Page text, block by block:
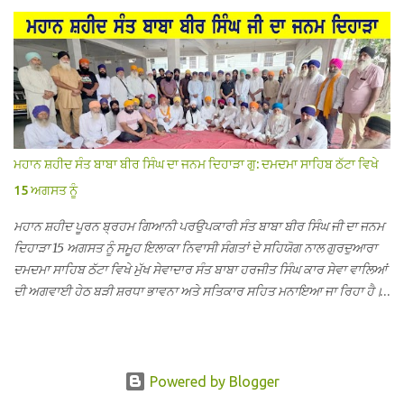
ਚੋਰੀ ਕੀਤੀਆਂ ਹੋਈਆਂ ਸਨ। ਉਨ੍ਹਾਂ ਦੱਸਿਆ ਕਿ ਉਹ ਛੁੱਟੀਆਂ ਦੌਰਾਨ ਵੀ ਸਕੂਲ ਗੇੜਾ
ਮਾਰਦੇ ਸਨ ਅਤੇ 20 ਜੂਨ ਤੱਕ ਸਭ ਠੀਕ ਸੀ। ਚੋਰੀ ਦੀ ਘਟਨਾ 20 ਤੋਂ 30 ਜੂਨ ਵਿਚਕਾਰ
ਹੋਈ ਜਾਪਦੀ ਹੈ। ਇਸ ਮੌਕੇ ਸਕੂਲ ਸਟਾਫ ਮੈਂਬਰਾਂ ਅੰਜੂ ਬਾਲਾ, ਹਰਜੀਤ ਕੌਰ, ਕਮਲਪ੍ਰੀਤ
ਕੌਰ ਅਤੇ ਹਰਵਿੰਦਰ ਸਿੰਘ ਟੋਡਰਵਾਲ ਨੇ ਦੱਸਿਆ ਕਿ ਸਕੂਲ ਵਿੱਚ ਪਿਛਲੇ ਸਾਲ ਤਿੰਨ ਏ.
ਸੀ. ਲਾਉਣ ਦੀ ਸੇਵਾ ਸੀ.ਐੱਚ.ਟੀ. ਰਾਮ ਸਿੰਘ ਵੱਲੋਂ ਕੀਤੀ ਗਈ ਸੀ ਜਿਸ ਦੀ ਮਾਪਿਆਂ ਨੇ ਖੂਬ
ਪ੍ਰਸੰਸਾ ਕੀਤੀ ਸੀ। ਉਨ੍ਹਾਂ ਦੱਸਿਆ ਕਿ ਏਸੀ ਚੋਰੀ ਹੋਣ ਨਾਲ ਬੱਚਿਆਂ ਦੇ ਮਾਪਿਆਂ ਵਿੱਚ
ਭਾਰੀ ਰੋਸ ਹੈ ਅਤੇ ਉਨ੍ਹਾਂ ਨੇ ਪੁਲਿਸ ਪ੍ਰਸ਼ਾਸਨ ਤੋਂ ਤਰੁੰਤ ਚੋਰਾਂ ਨੂੰ ਗ੍ਰਿਫਤਾਰ ਕੀਤੇ ਜਾਣ
ਦੀ ਮੰਗ ਕੀਤੀ ਹੈ। ਸਟਾਫ ਮੈਂਬਰਾਂ ਨੇ ਦੱਸਿਆ ਕਿ ਚੋਰੀ ਦੀ ਘਟਨਾ ਸੰਬ...
ਮਹਾਨ ਸ਼ਹੀਦ ਸੰਤ ਬਾਬਾ ਬੀਰ ਸਿੰਘ ਦਾ ਜਨਮ ਦਿਹਾੜਾ ਗੁ: ਦਮਦਮਾ ਸਾਹਿਬ ਠੱਟਾ ਵਿਖੇ
15 ਅਗਸਤ ਨੂੰ
ਮਹਾਨ ਸ਼ਹੀਦ ਪੂਰਨ ਬ੍ਰਹਮ ਗਿਆਨੀ ਪਰਉਪਕਾਰੀ ਸੰਤ ਬਾਬਾ ਬੀਰ ਸਿੰਘ ਜੀ ਦਾ ਜਨਮ
ਦਿਹਾੜਾ 15 ਅਗਸਤ ਨੂੰ ਸਮੂਹ ਇਲਾਕਾ ਨਿਵਾਸੀ ਸੰਗਤਾਂ ਦੇ ਸਹਿਯੋਗ ਨਾਲ ਗੁਰਦੁਆਰਾ
ਦਮਦਮਾ ਸਾਹਿਬ ਠੱਟਾ ਵਿਖੇ ਮੁੱਖ ਸੇਵਾਦਾਰ ਸੰਤ ਬਾਬਾ ਹਰਜੀਤ ਸਿੰਘ ਕਾਰ ਸੇਵਾ ਵਾਲਿਆਂ
ਦੀ ਅਗਵਾਈ ਹੇਠ ਬੜੀ ਸ਼ਰਧਾ ਭਾਵਨਾ ਅਤੇ ਸਤਿਕਾਰ ਸਹਿਤ ਮਨਾਇਆ ਜਾ ਰਿਹਾ ਹੈ।
ਲਿਆ ਅਤੇ ਆਪੋ ਆਪਣੇ ਵਿਚਾਰ ਸਾਂਝੇ ਕੀਤੇ। ਇਸ ਸਬੰਧੀ ਜਾਣਕਾਰੀ ਦਿੰਦੇ ਹੋਏ ਮੁੱਖ
Powered by Blogger